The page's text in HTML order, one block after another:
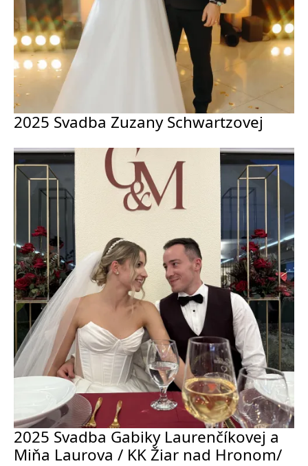
2025 Svadba Zuzany Schwartzovej
2025 Svadba Gabiky Laurenčíkovej a
Miňa Laurova / KK Žiar nad Hronom/